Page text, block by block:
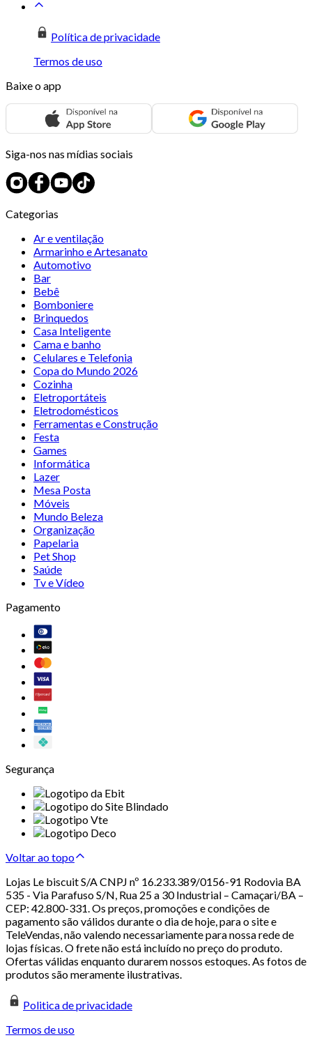
Política de privacidade
Termos de uso
Baixe o app
Siga-nos nas mídias sociais
Categorias
Ar e ventilação
Armarinho e Artesanato
Automotivo
Bar
Bebê
Bomboniere
Brinquedos
Casa Inteligente
Cama e banho
Celulares e Telefonia
Copa do Mundo 2026
Cozinha
Eletroportáteis
Eletrodomésticos
Ferramentas e Construção
Festa
Games
Informática
Lazer
Mesa Posta
Móveis
Mundo Beleza
Organização
Papelaria
Pet Shop
Saúde
Tv e Vídeo
Pagamento
Segurança
Voltar ao topo
Lojas Le biscuit S/A CNPJ nº 16.233.389/0156-91 Rodovia BA
535 - Via Parafuso S/N, Rua 25 a 30 Industrial – Camaçari/BA –
CEP: 42.800-331. Os preços, promoções e condições de
pagamento são válidos durante o dia de hoje, para o site e
TeleVendas, não valendo necessariamente para nossa rede de
lojas físicas. O frete não está incluído no preço do produto.
Ofertas válidas enquanto durarem nossos estoques. As fotos de
produtos são meramente ilustrativas.
Politica de privacidade
Termos de uso